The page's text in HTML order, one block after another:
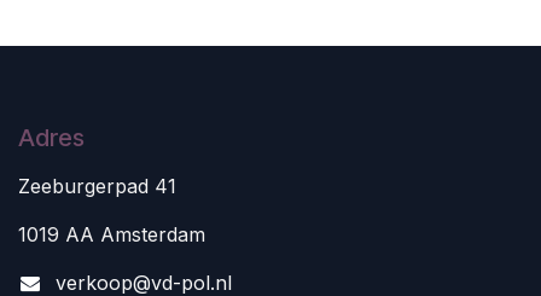
Adres
Zeeburgerpad 41
1019 AA Amsterdam
verkoop@vd-pol.nl